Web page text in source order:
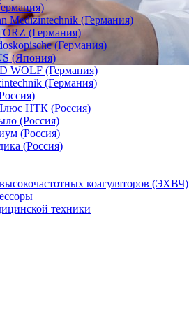
Medizintechnik (Германия)
(Германия)
(Германия)
(Япония)
WOLF (Германия)
(Германия)
НТК (Россия)
(Россия)
(Россия)
(Россия)
коагуляторов (ЭХВЧ)
техники